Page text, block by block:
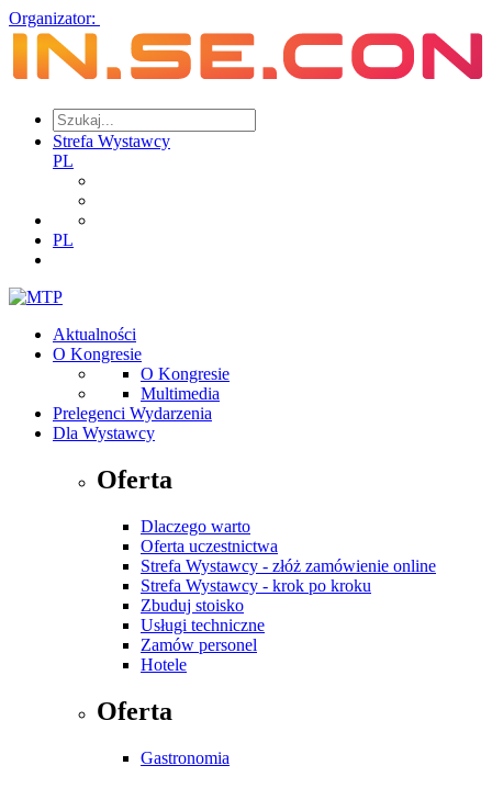
Organizator:
Strefa Wystawcy
PL
PL
Aktualności
O Kongresie
O Kongresie
Multimedia
Prelegenci Wydarzenia
Dla Wystawcy
Oferta
Dlaczego warto
Oferta uczestnictwa
Strefa Wystawcy - złóż zamówienie online
Strefa Wystawcy - krok po kroku
Zbuduj stoisko
Usługi techniczne
Zamów personel
Hotele
Oferta
Gastronomia